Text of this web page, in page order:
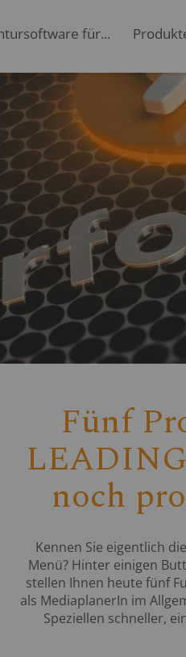
für...
Fünf
noch
Kennen Sie eigentlich
Menü? Hinter einigen
stellen Ihnen heute fünf
als MediaplanerIn im
Speziellen schneller,